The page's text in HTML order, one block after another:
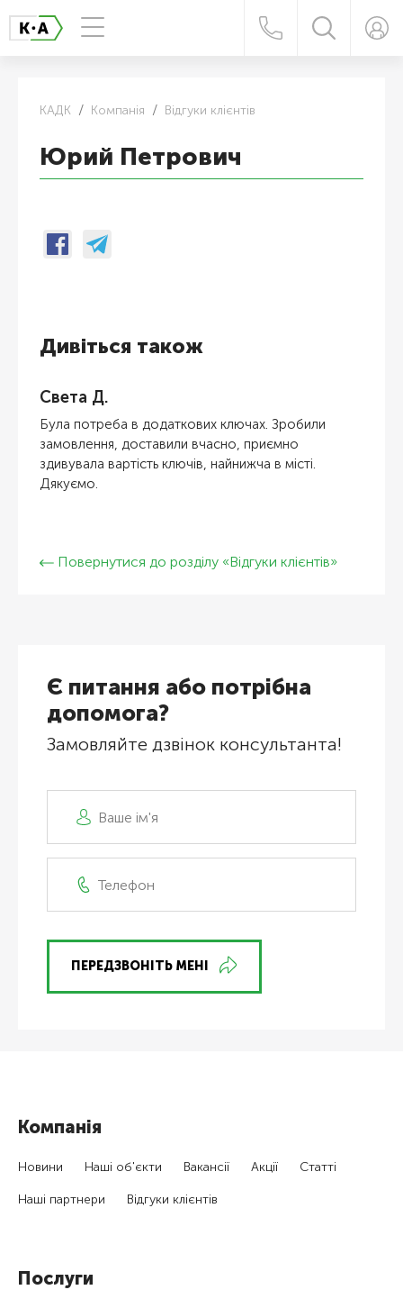
КАДК Компанія Відгуки клієнтів
Юрий Петрович
Дивіться також
Света Д.
Була потреба в додаткових ключах. Зробили
замовлення, доставили вчасно, приємно
здивувала вартість ключів, найнижча в місті.
Дякуємо.
Повернутися до розділу «Відгуки клієнтів»
Є питання або потрібна
допомога?
Замовляйте дзвінок консультанта!
ПЕРЕДЗВОНІТЬ МЕНІ
Компанія
Новини Наші об'єкти Вакансії Акції Статті
Наші партнери Відгуки клієнтів
Послуги